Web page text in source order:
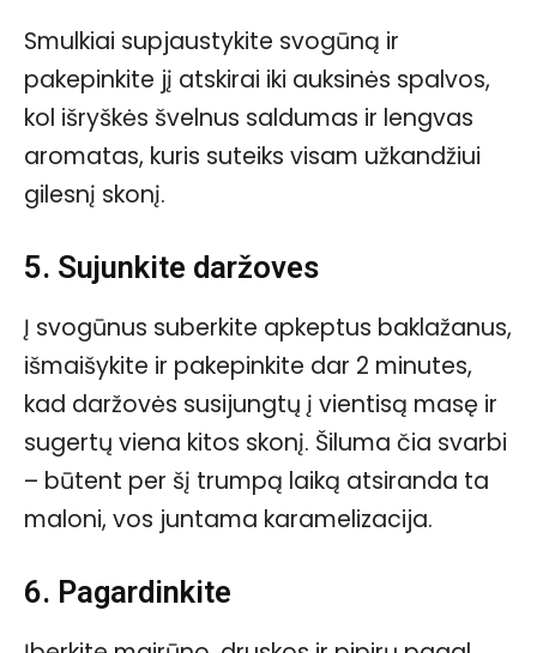
Smulkiai supjaustykite svogūną ir
pakepinkite jį atskirai iki auksinės spalvos,
kol išryškės švelnus saldumas ir lengvas
aromatas, kuris suteiks visam užkandžiui
gilesnį skonį.
5. Sujunkite daržoves
Į svogūnus suberkite apkeptus baklažanus,
išmaišykite ir pakepinkite dar 2 minutes,
kad daržovės susijungtų į vientisą masę ir
sugertų viena kitos skonį. Šiluma čia svarbi
– būtent per šį trumpą laiką atsiranda ta
maloni, vos juntama karamelizacija.
6. Pagardinkite